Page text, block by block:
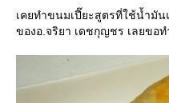
เคยทำขนมเปี๊ยะสูตรที่ใช้น้ำมั
ของอ.จริยา เดชกุญชร เลยขอท